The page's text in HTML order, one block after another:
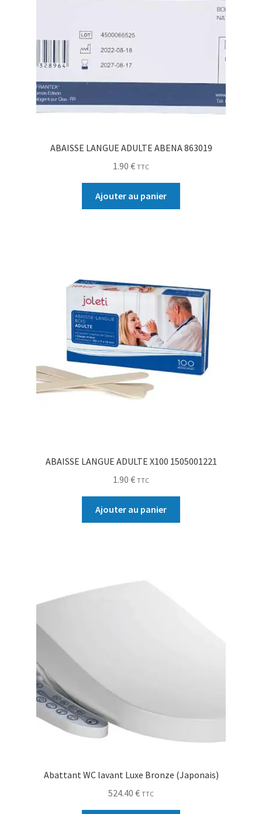
ABAISSE LANGUE ADULTE ABENA 863019
1.90 € TTC
Ajouter au panier
ABAISSE LANGUE ADULTE X100 1505001221
1.90 € TTC
Ajouter au panier
Abattant WC lavant Luxe Bronze (Japonais)
524.40 € TTC